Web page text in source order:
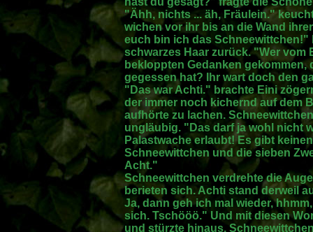
"Ähh, nichts ... äh, Fräulein."
wichen vor ihr bis an die Wand
euch bin ich das
schwarzes Haar zurück. "Wer
bekloppten Gedanken
gegessen hat? Ihr wart doch den
"Das war Achti." brachte Eini
der immer noch kichernd auf dem
aufhörte zu lachen.
ungläubig. "Das darf ja wohl nicht
Palastwache erlaubt! Es gibt
Schneewittchen und die sieben
Acht."
Schneewittchen verdrehte die
berieten sich. Achti stand derweil
Ja, dann geh ich mal wieder,
sich. Tschööö." Und mit diesen
und stürzte hinaus.